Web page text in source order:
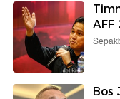
AFF
Bos